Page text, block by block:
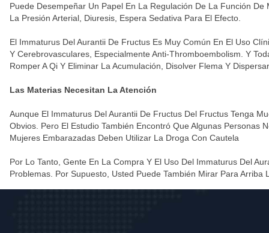
Puede Desempeñar Un Papel En La Regulación De La Función
La Presión Arterial, Diuresis, Espera Sedativa Para El Efecto.
El Immaturus Del Aurantii De Fructus Es Muy Común En El Uso
Y Cerebrovasculares, Especialmente Anti-Thromboembolism. Y
Romper A Qi Y Eliminar La Acumulación, Disolver Flema Y
Las Materias Necesitan La Atención
Aunque El Immaturus Del Aurantii De Fructus Del Fructus Tenga
Obvios. Pero El Estudio También Encontró Que Algunas Personas
Mujeres Embarazadas Deben Utilizar La Droga Con Cautela
Por Lo Tanto, Gente En La Compra Y El Uso Del Immaturus Del
Problemas. Por Supuesto, Usted Puede También Mirar Para